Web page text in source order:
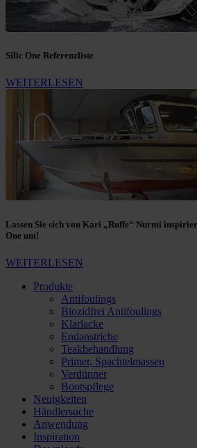
Silic One Referenzliste
WEITERLESEN
Lassen Sie sich von Kari „Ruffe“ Nurmi
One um!
WEITERLESEN
Produkte
Antifoulings
Biozidfrei Antifoulings
Klarlacke
Endanstriche
Teakbehandlung
Primer, Spachtelmassen
Verdünner
Bootspflege
Neuigkeiten
Händlersuche
Anwendung
Inspiration